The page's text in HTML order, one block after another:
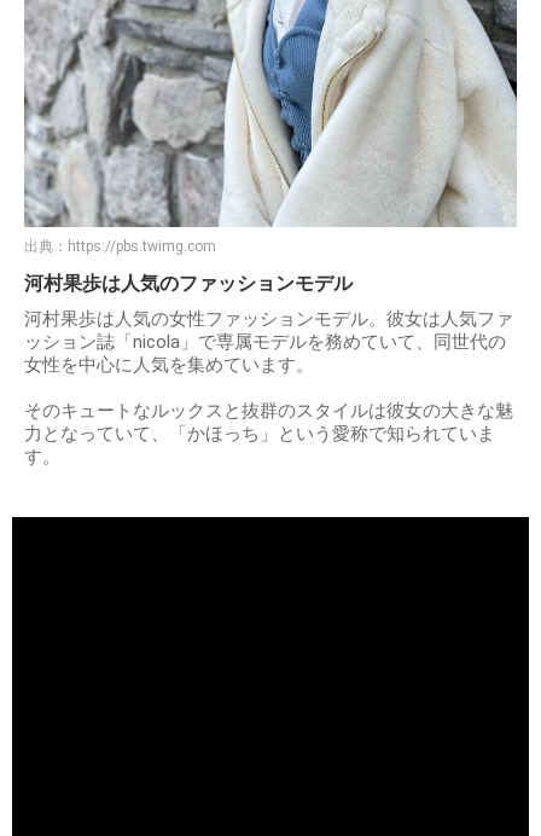
出典： https://pbs.twimg.com
河村果歩は人気のファッションモデル
河村果歩は人気の女性ファッションモデル。彼女は人気ファ
ッション誌「nicola」で専属モデルを務めていて、同世代の
女性を中心に人気を集めています。
そのキュートなルックスと抜群のスタイルは彼女の大きな魅
力となっていて、「かほっち」という愛称で知られていま
す。